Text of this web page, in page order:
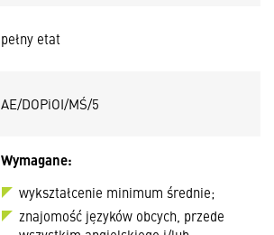
pełny etat
AE/DOPiOI/MŚ/5
Wymagane:
wykształcenie minimum średnie;
znajomość języków obcych, przede